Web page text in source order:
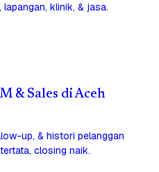
klinik, & jasa.
& Sales di Aceh
up, & histori pelanggan
closing naik.